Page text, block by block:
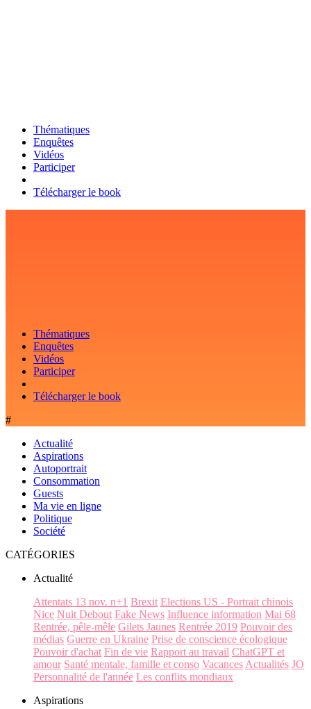
Thématiques
Enquêtes
Vidéos
Participer
Télécharger le book
Thématiques
Enquêtes
Vidéos
Participer
Télécharger le book
#
Actualité
Aspirations
Autoportrait
Consommation
Guests
Ma vie en ligne
Politique
Société
CATÉGORIES
Actualité
Attentats 13 nov. n+1 Brexit Elections US - Portrait chinois
Nice Nuit Debout Fake News Influence information Mai 68
Rentrée, pêle-mêle Gilets Jaunes Rentrée 2019 Pouvoir des
médias Guerre en Ukraine Prise de conscience écologique
Pouvoir d'achat Fin de vie Rapport au travail ChatGPT et
amour Santé mentale, famille et conso Vacances Actualités JO
Personnalité de l'année Les conflits mondiaux
Aspirations